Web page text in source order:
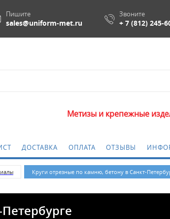
Пишите
sales@uniform-met.ru
Звоните
+ 7 (812) 245-
Метизы и крепежные изделия
ДОСТАВКА ОПЛАТА ОТЗЫВЫ
Круги отрезные по камню, бетону в Санкт-